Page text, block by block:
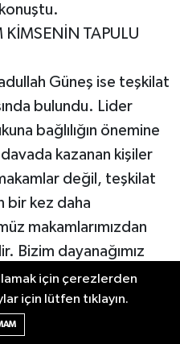
TAPULU
Güneş ise teşkilat
bulundu. Lider
bağlılığın önemine
kazanan kişiler
değil, teşkilat
bir kez daha
makamlarımızdan
Bizim dayanağımız
Bizim pusulamız
ortaya koyduğu
göre saf değiştirmek
için çerezlerden
için lütfen tıklayın.